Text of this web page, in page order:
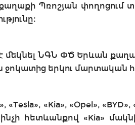
Պռոշյան փողոցում
է մեկնել ՆԳՆ ՓԾ Երևան
ջոկատից երկու մարտական
«Kia», «Opel», «BYD»,
հետևանքով «Kia»